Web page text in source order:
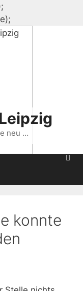
Inhalt
neu …
konnte